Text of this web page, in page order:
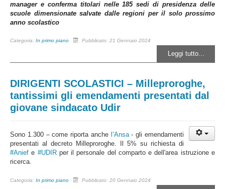
manager e conferma titolari nelle 185 sedi di presidenza delle
scuole dimensionate salvate dalle regioni per il solo prossimo
anno scolastico
Categoria: In primo piano Pubblicato: 21 Gennaio 2024
Leggi tutto...
DIRIGENTI SCOLASTICI – Milleproroghe,
tantissimi gli emendamenti presentati dal
giovane sindacato Udir
Sono 1.300 – come riporta anche l’Ansa- gli emendamenti
presentati al decreto Milleproroghe. Il 5% su richiesta di
#Anief e #UDIRper il personale del comparto e dell'area istruzione e
ricerca.
Categoria: In primo piano Pubblicato: 20 Gennaio 2024